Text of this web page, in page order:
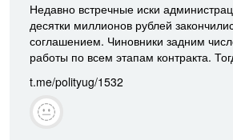
Недавно встречные иски
десятки миллионов рублей
соглашением. Чиновники задним
работы по всем этапам контракта.
t.me/polityug/1532